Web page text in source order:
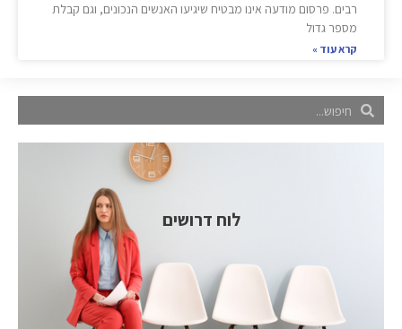
רבים. פרסום מודעה אינו מבטיח שיגיעו האנשים הנכונים, וגם קבלת
מספר גדול
קרא עוד »
לוח דרושים